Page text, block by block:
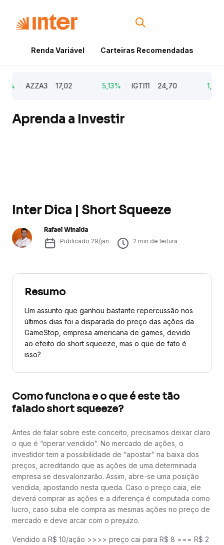
Renda Variável Carteiras Recomendadas
AZZA3 17,02 5,13% IGTI11 24,70 1,77%
Aprenda a Investir
Inter Dica | Short Squeeze
Rafael Winalda
Publicado 29/jan 2 min de leitura
Resumo
Um assunto que ganhou bastante repercussão nos
últimos dias foi a disparada do preço das ações da
GameStop, empresa americana de games, devido
ao efeito do short squeeze, mas o que de fato é
isso?
Como funciona e o que é este tão
falado short squeeze?
Antes de falar sobre este conceito, precisamos deixar claro
o que é “operar vendido”. No mercado de ações, o
investidor tem a possibilidade de “apostar” na baixa dos
preços, acreditando que as ações de uma determinada
empresa se desvalorizarão. Assim, abre-se uma posição
vendida, apostando nesta queda. Caso o preço caia, ele
deverá comprar as ações e a diferença é computada como
lucro, caso suba ele compra as mesmas ações no preço de
mercado e deve arcar com o prejuízo.
Vendido a R$ 10/ação >>>> preço cai para R$ 8 === R$ 2